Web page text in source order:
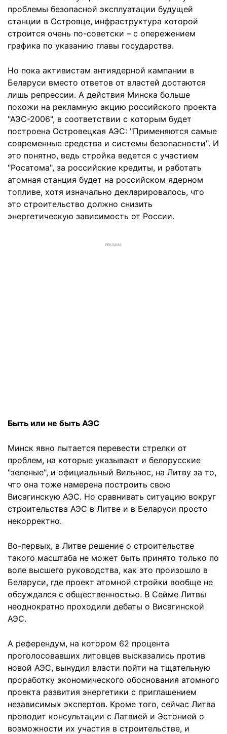
проблемы безопасной эксплуатации будущей
станции в Островце, инфраструктура которой
строится очень по-советски – с опережением
графика по указанию главы государства.
Но пока активистам антиядерной кампании в
Беларуси вместо ответов от властей достаются
лишь репрессии. А действия Минска больше
похожи на рекламную акцию российского проекта
"АЭС-2006", в соответствии с которым будет
построена Островецкая АЭС: "Применяются самые
современные средства и системы безопасности". И
это понятно, ведь стройка ведется с участием
"Росатома", за российские кредиты, и работать
атомная станция будет на российском ядерном
топливе, хотя изначально декларировалось, что
это строительство должно снизить
энергетическую зависимость от России.
РЕКЛАМА
Быть или не быть АЭС
Минск явно пытается перевести стрелки от
проблем, на которые указывают и белорусские
"зеленые", и официальный Вильнюс, на Литву за то,
что она тоже намерена построить свою
Висагинскую АЭС. Но сравнивать ситуацию вокруг
строительства АЭС в Литве и в Беларуси просто
некорректно.
Во-первых, в Литве решение о строительстве
такого масштаба не может быть принято только по
воле высшего руководства, как это произошло в
Беларуси, где проект атомной стройки вообще не
обсуждался с общественностью. В Сейме Литвы
неоднократно проходили дебаты о Висагинской
АЭС.
А референдум, на котором 62 процента
проголосовавших литовцев высказались против
новой АЭС, вынудил власти пойти на тщательную
проработку экономического обоснования атомного
проекта развития энергетики с приглашением
независимых экспертов. Кроме того, сейчас Литва
проводит консультации с Латвией и Эстонией о
возможности их участия в строительстве, и